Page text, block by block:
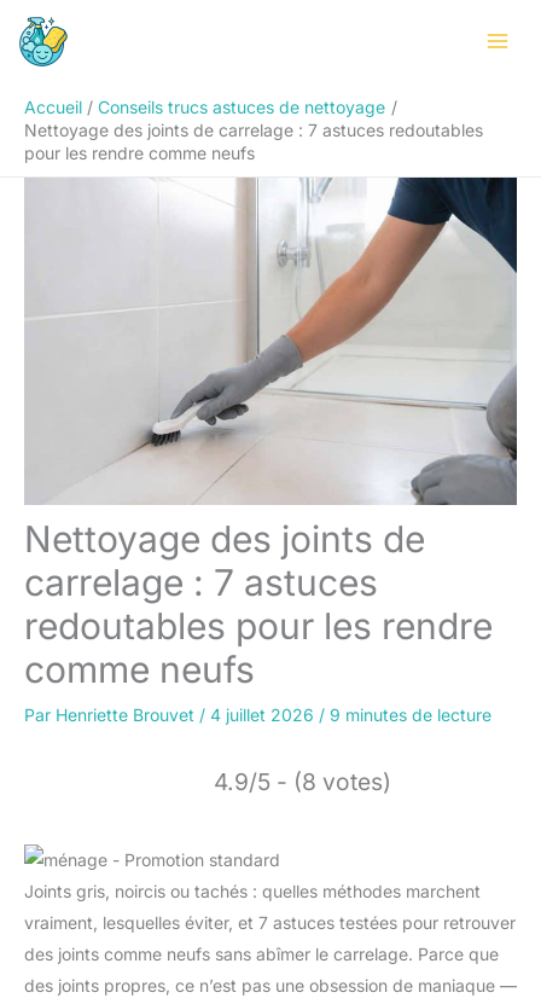
Aller
Accueil
Conseils trucs astuces de nettoyage
Nettoyage des joints de carrelage : 7 astuces redoutables
pour les rendre comme neufs
Nettoyage des joints de
carrelage : 7 astuces
redoutables pour les rendre
comme neufs
Par Henriette Brouvet / 4 juillet 2026 / 9 minutes de lecture
4.9/5 - (8 votes)
Joints gris, noircis ou tachés : quelles méthodes marchent
vraiment, lesquelles éviter, et 7 astuces testées pour retrouver
des joints comme neufs sans abîmer le carrelage. Parce que
des joints propres, ce n’est pas une obsession de maniaque —
Rechercher